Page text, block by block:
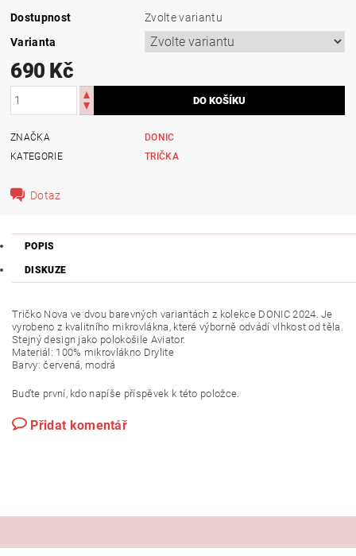
Dostupnost
Zvolte variantu
Varianta
690 Kč
ZNAČKA
DONIC
KATEGORIE
TRIČKA
Dotaz
POPIS
DISKUZE
Tričko Nova ve dvou barevných variantách z kolekce DONIC 2024. Je
vyrobeno z kvalitního mikrovlákna, které výborně odvádí vlhkost od těla.
Stejný design jako polokošile Aviator.
Materiál: 100% mikrovlákno Drylite
Barvy: červená, modrá
Buďte první, kdo napíše příspěvek k této položce.
Přidat komentář